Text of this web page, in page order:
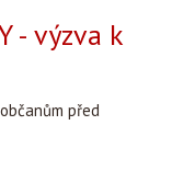
- výzva k
před